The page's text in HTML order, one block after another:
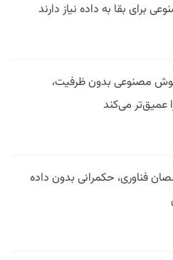
برای بقا به داده نیاز دارند
مصنوعی بدون ظرفیت،
عمیق‌تر می‌کند
فناوری، حکمرانی بدون داده